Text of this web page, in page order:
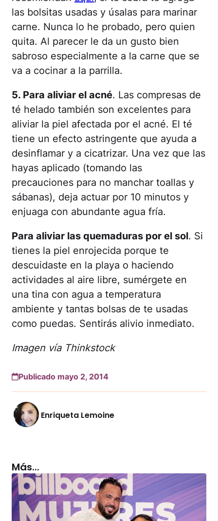
las bolsitas usadas y úsalas para marinar
carne. Nunca lo he probado, pero quien
quita. Al parecer le da un gusto bien
sabroso especialmente a la carne que se
va a cocinar a la parrilla.
5. Para aliviar el acné. Las compresas de
té helado también son excelentes para
aliviar la piel afectada por el acné. El té
tiene un efecto astringente que ayuda a
desinflamar y a cicatrizar. Una vez que las
hayas aplicado (tomando las
precauciones para no manchar toallas y
sábanas), deja actuar por 10 minutos y
enjuaga con abundante agua fría.
Para aliviar las quemaduras por el sol. Si
tienes la piel enrojecida porque te
descuidaste en la playa o haciendo
actividades al aire libre, sumérgete en
una tina con agua a temperatura
ambiente y tantas bolsas de te usadas
como puedas. Sentirás alivio inmediato.
Imagen vía Thinkstock
Publicado mayo 2, 2014
Enriqueta Lemoine
Más...